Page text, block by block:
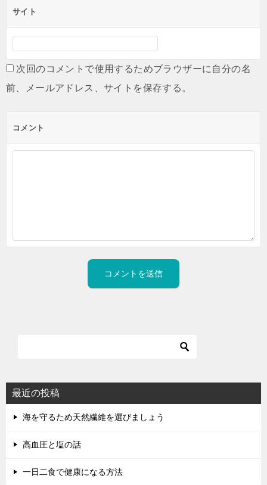
サイト
次回のコメントで使用するためブラウザーに自分の名
前、メールアドレス、サイトを保存する。
コメント
最近の投稿
海を守るため天然繊維を選びましょう
高血圧と塩の話
一日二食で健康になる方法